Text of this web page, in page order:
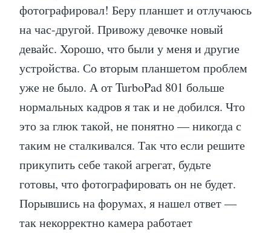
фотографировал! Беру планшет и отлучаюсь
на час-другой. Привожу девочке новый
девайс. Хорошо, что были у меня и другие
устройства. Со вторым планшетом проблем
уже не было. А от TurboPad 801 больше
нормальных кадров я так и не добился. Что
это за глюк такой, не понятно — никогда с
таким не сталкивался. Так что если решите
прикупить себе такой агрегат, будьте
готовы, что фотографировать он не будет.
Порывшись на форумах, я нашел ответ —
так некорректно камера работает